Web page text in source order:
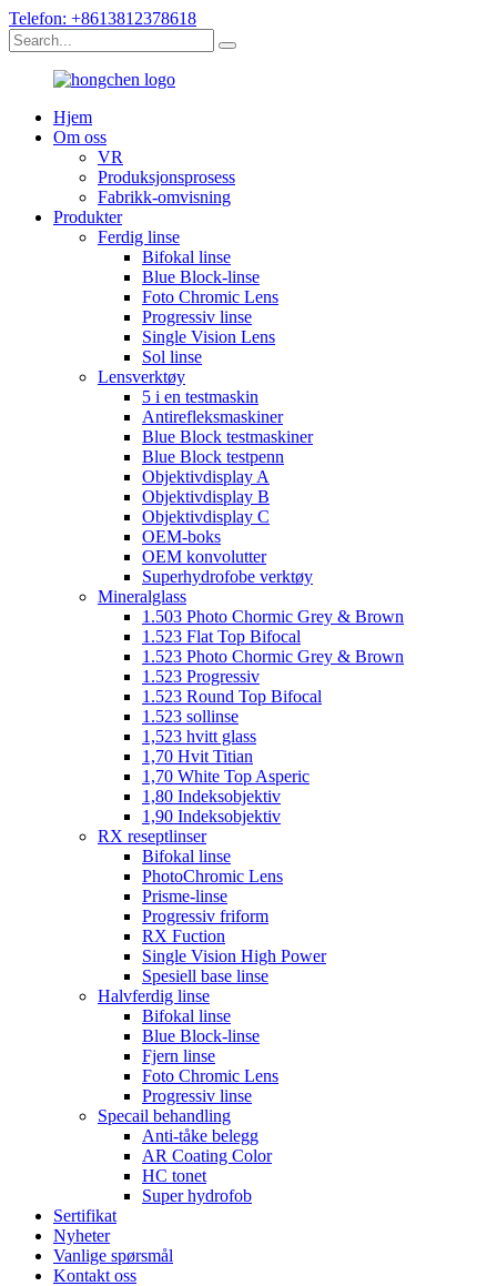
Telefon: +8613812378618
Hjem
Om oss
VR
Produksjonsprosess
Fabrikk-omvisning
Produkter
Ferdig linse
Bifokal linse
Blue Block-linse
Foto Chromic Lens
Progressiv linse
Single Vision Lens
Sol linse
Lensverktøy
5 i en testmaskin
Antirefleksmaskiner
Blue Block testmaskiner
Blue Block testpenn
Objektivdisplay A
Objektivdisplay B
Objektivdisplay C
OEM-boks
OEM konvolutter
Superhydrofobe verktøy
Mineralglass
1.503 Photo Chormic Grey & Brown
1.523 Flat Top Bifocal
1.523 Photo Chormic Grey & Brown
1.523 Progressiv
1.523 Round Top Bifocal
1.523 sollinse
1,523 hvitt glass
1,70 Hvit Titian
1,70 White Top Asperic
1,80 Indeksobjektiv
1,90 Indeksobjektiv
RX reseptlinser
Bifokal linse
PhotoChromic Lens
Prisme-linse
Progressiv friform
RX Fuction
Single Vision High Power
Spesiell base linse
Halvferdig linse
Bifokal linse
Blue Block-linse
Fjern linse
Foto Chromic Lens
Progressiv linse
Specail behandling
Anti-tåke belegg
AR Coating Color
HC tonet
Super hydrofob
Sertifikat
Nyheter
Vanlige spørsmål
Kontakt oss